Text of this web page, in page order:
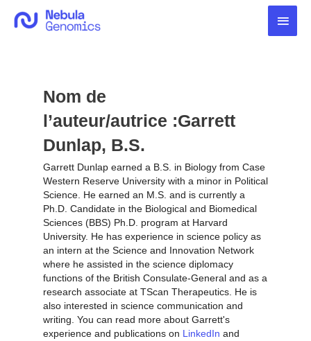
Nom de
l’auteur/autrice :Garrett
Dunlap, B.S.
Garrett Dunlap earned a B.S. in Biology from Case
Western Reserve University with a minor in Political
Science. He earned an M.S. and is currently a
Ph.D. Candidate in the Biological and Biomedical
Sciences (BBS) Ph.D. program at Harvard
University. He has experience in science policy as
an intern at the Science and Innovation Network
where he assisted in the science diplomacy
functions of the British Consulate-General and as a
research associate at TScan Therapeutics. He is
also interested in science communication and
writing. You can read more about Garrett's
experience and publications on LinkedIn and